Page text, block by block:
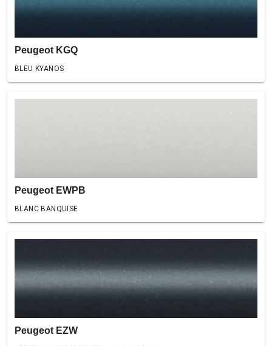
Peugeot KGQ
BLEU KYANOS
Peugeot EWPB
BLANC BANQUISE
Peugeot EZW